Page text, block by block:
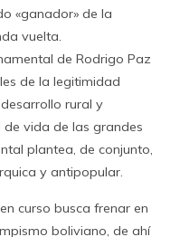
«ganador» de la
vuelta.
de Rodrigo Paz
de la legitimidad
rural y
vida de las grandes
plantea, de conjunto,
y antipopular.
curso busca frenar en
boliviano, de ahí